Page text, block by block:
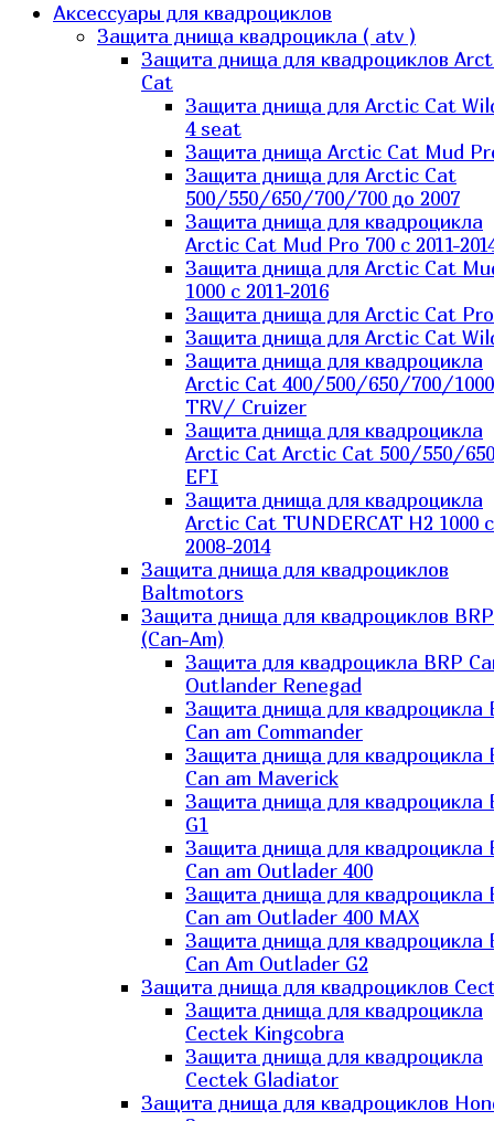
Аксессуары для квадроциклов
Защита днища квадроцикла ( atv )
Защита днища для квадроциклов
Cat
Защита днища для Arctic Cat
4 seat
Защита днища Arctic Cat Mud
Защита днища для Arctic Cat
500/550/650/700/700 до 2007
Защита днища для квадроцикла
Arctic Cat Mud Pro 700 с 2011-
Защита днища для Arctic Cat
1000 c 2011-2016
Защита днища для Arctic Cat
Защита днища для Arctic Cat
Защита днища для квадроцикла
Arctic Cat 400/500/650/700/1000
TRV/ Cruizer
Защита днища для квадроцикла
Arctic Cat Arctic Cat 500/550/
EFI
Защита днища для квадроцикла
Arctic Cat TUNDERCAT H2 1000 c
2008-2014
Защита днища для квадроциклов
Baltmotors
Защита днища для квадроциклов BRP
(Can-Am)
Защита для квадроцикла BRP
Outlander Renegad
Защита днища для квадроцикла
Can am Commander
Защита днища для квадроцикла
Can am Maverick
Защита днища для квадроцикла
G1
Защита днища для квадроцикла
Can am Outlader 400
Защита днища для квадроцикла
Can am Outlader 400 MAX
Защита днища для квадроцикла
Can Аm Outlader G2
Защита днища для квадроциклов
Защита днища для квадроцикла
Cectek Kingcobra
Защита днища для квадроцикла
Cectek Gladiator
Защита днища для квадроциклов